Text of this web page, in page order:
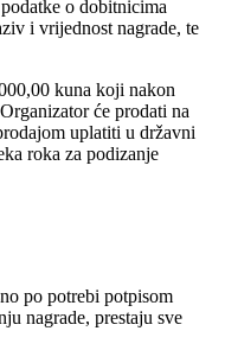
o dobitnicima
i vrijednost nagrade, te
kuna koji nakon
će prodati na
uplatiti u državni
roka za podizanje
po potrebi potpisom
nagrade, prestaju sve